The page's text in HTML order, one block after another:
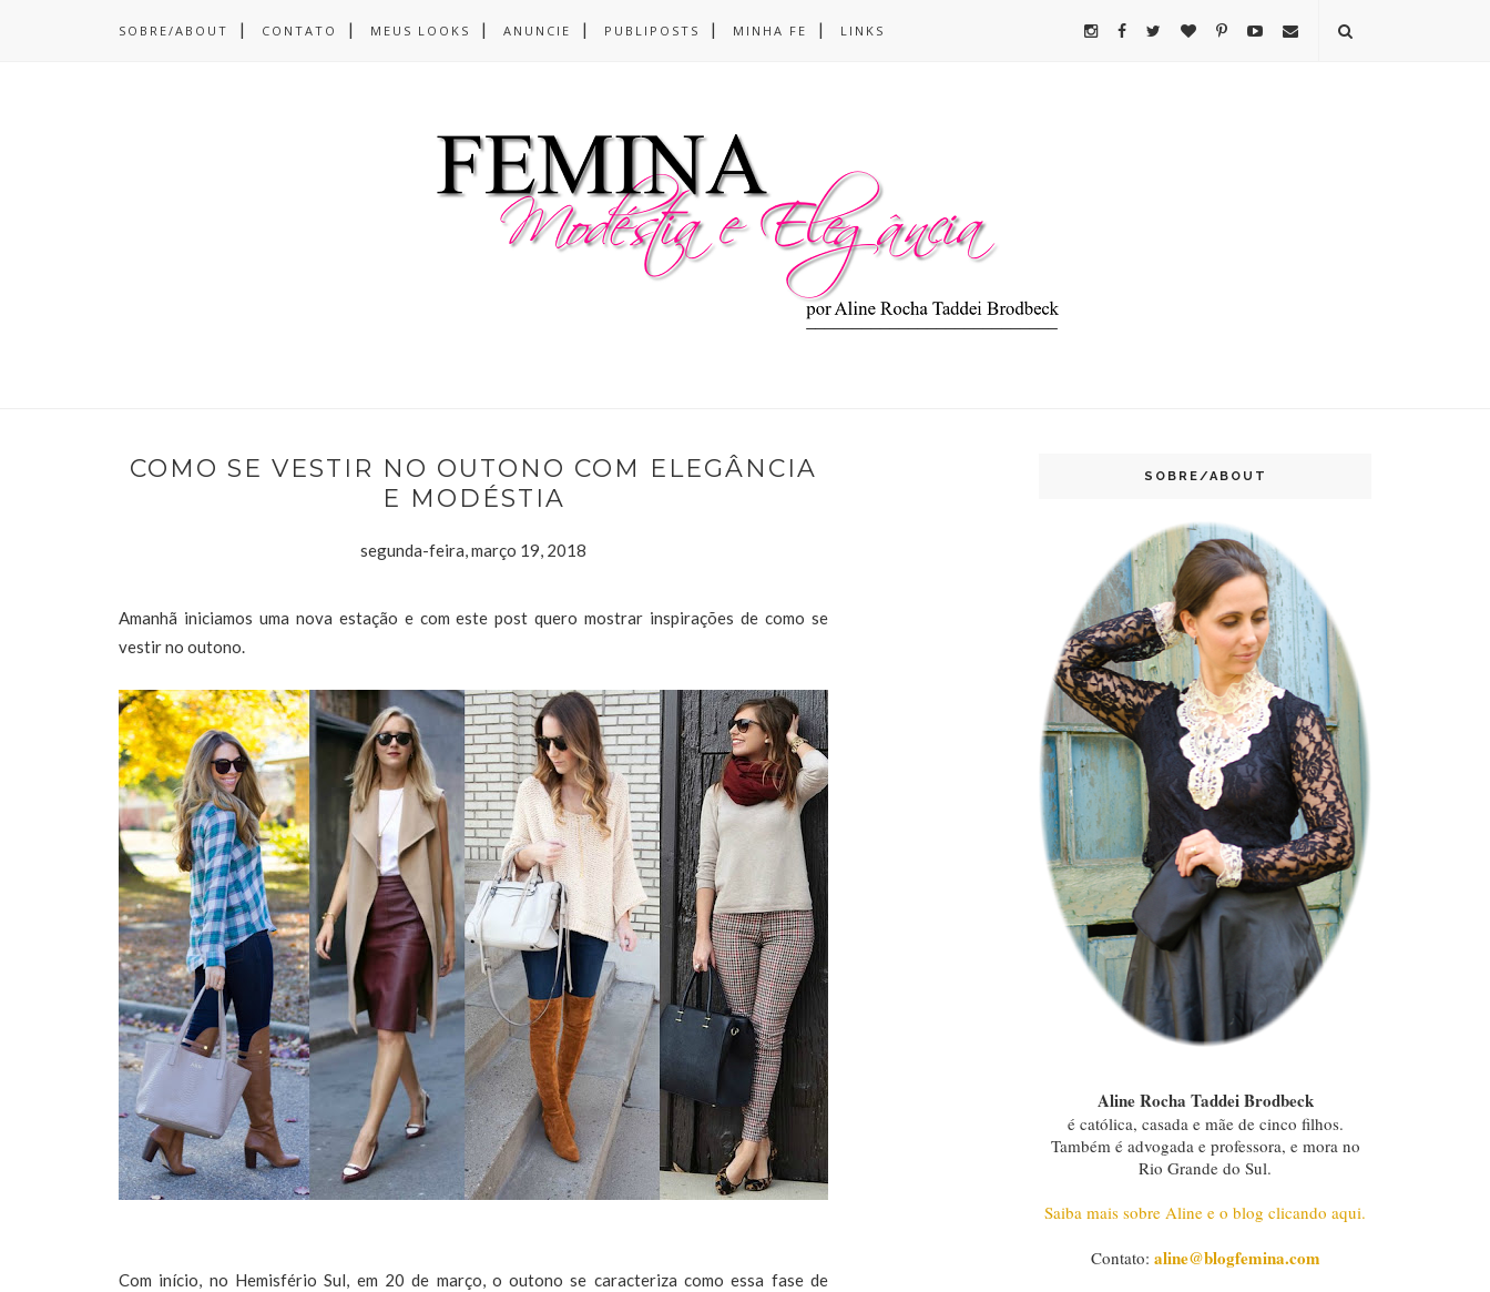
SOBRE/ABOUT CONTATO MEUS LOOKS ANUNCIE PUBLIPOSTS MINHA FE LINKS
COMO SE VESTIR NO OUTONO COM ELEGÂNCIA
E MODÉSTIA
segunda-feira, março 19, 2018
Amanhã iniciamos uma nova estação e com este post quero mostrar inspirações de como se
vestir no outono.
Com início, no Hemisfério Sul, em 20 de março, o outono se caracteriza como essa fase de
SOBRE/ABOUT
Aline Rocha Taddei Brodbeck
é católica, casada e mãe de cinco filhos.
Também é advogada e professora, e mora no
Rio Grande do Sul.
Saiba mais sobre Aline e o blog clicando aqui.
Contato: aline@blogfemina.com